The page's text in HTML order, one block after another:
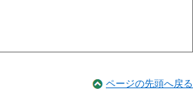
ページの先頭へ戻る